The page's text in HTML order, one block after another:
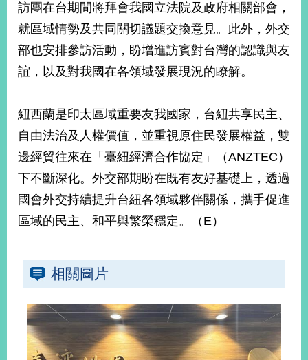
回
首
頁
網
站
覽
關
本
部
新
中
心
資
國
家
與
訪團在台期間將拜會我國立法院及政府相關部會，
就區域情勢及共同關切議題交換意見。此外，外交
部也安排參訪活動，盼增進訪賓對台灣的認識與友
誼，以及對我國在各領域發展現況的瞭解。
紐西蘭是印太區域重要友我國家，台紐共享民主、
自由法治及人權價值，並重視原住民發展權益，雙
邊經貿往來在「臺紐經濟合作協定」（ANZTEC）
下不斷深化。外交部期盼在既有友好基礎上，透過
國會外交持續提升台紐各領域夥伴關係，攜手促進
區域的民主、和平與繁榮穩定。（E）
相關圖片